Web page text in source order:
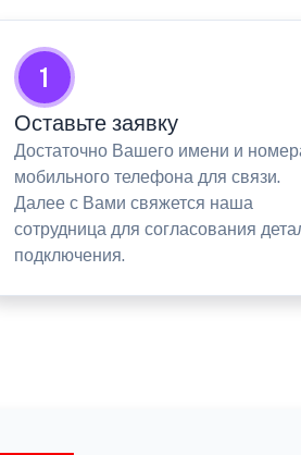
1
Оставьте заявку
Достаточно Вашего имени и
мобильного телефона для связи.
Далее с Вами свяжется наша
сотрудница для согласования
подключения.